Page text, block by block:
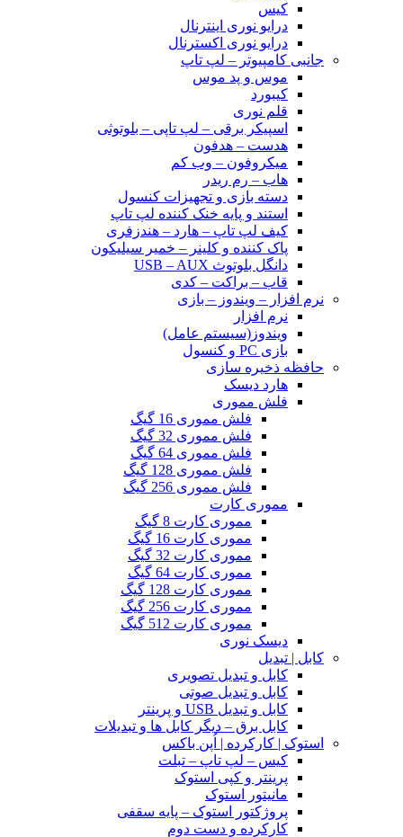
کیس
درایو نوری اینترنال
درایو نوری اکسترنال
جانبی کامپیوتر – لپ تاپ
موس و پد موس
کیبورد
قلم نوری
اسپیکر برقی – لپ تاپی – بلوتوثی
هدست – هدفون
میکروفون – وب کم
هاب – رم ریدر
دسته بازی و تجهیزات کنسول
استند و پایه خنک کننده لپ تاپ
کیف لپ تاپ – هارد – هندزفری
پاک کننده و کلینر – خمیر سیلیکون
دانگل بلوتوث USB – AUX
قاب – براکت – کدی
نرم افزار – ویندوز – بازی
نرم افزار
ویندوز(سیستم عامل)
بازی PC و کنسول
حافظه ذخیره سازی
هارد دیسک
فلش مموری
فلش مموری 16 گیگ
فلش مموری 32 گیگ
فلش مموری 64 گیگ
فلش مموری 128 گیگ
فلش مموری 256 گیگ
مموری کارت
مموری کارت 8 گیگ
مموری کارت 16 گیگ
مموری کارت 32 گیگ
مموری کارت 64 گیگ
مموری کارت 128 گیگ
مموری کارت 256 گیگ
مموری کارت 512 گیگ
دیسک نوری
کابل | تبدیل
کابل و تبدیل تصویری
کابل و تبدیل صوتی
کابل و تبدیل USB و پرینتر
کابل برق – دیگر کابل ها و تبدیلات
استوک | کارکرده | اُپن باکس
کیس – لپ تاپ – تبلت
پرینتر و کپی استوک
مانیتور استوک
پروژکتور استوک – پایه سقفی
کارکرده و دست دوم